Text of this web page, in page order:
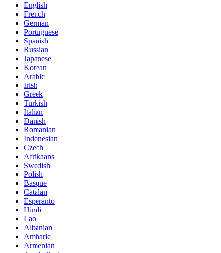
English
French
German
Portuguese
Spanish
Russian
Japanese
Korean
Arabic
Irish
Greek
Turkish
Italian
Danish
Romanian
Indonesian
Czech
Afrikaans
Swedish
Polish
Basque
Catalan
Esperanto
Hindi
Lao
Albanian
Amharic
Armenian